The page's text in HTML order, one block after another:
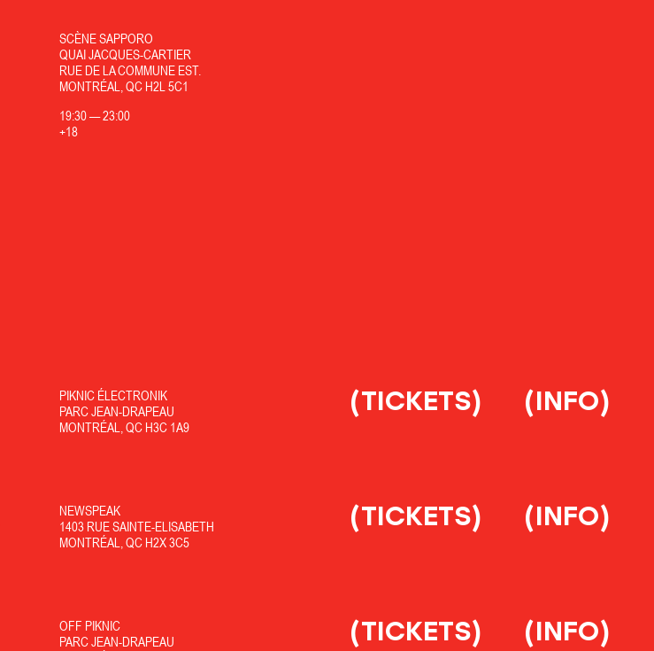
SCÈNE SAPPORO
QUAI JACQUES-CARTIER
RUE DE LA COMMUNE EST.
MONTRÉAL, QC H2L 5C1
19:30—23:00
+18
PIKNIC ÉLECTRONIK
PARC JEAN-DRAPEAU
MONTRÉAL, QC H3C 1A9
(TICKETS) (INFO)
NEWSPEAK
1403 RUE SAINTE-ELISABETH
MONTRÉAL, QC H2X 3C5
(TICKETS) (INFO)
OFF PIKNIC
PARC JEAN-DRAPEAU
(TICKETS) (INFO)